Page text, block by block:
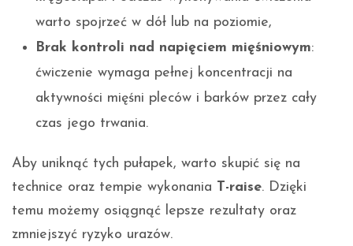
warto spojrzeć w dół lub na poziomie,
Brak kontroli nad napięciem mięśniowym:
ćwiczenie wymaga pełnej koncentracji na
aktywności mięśni pleców i barków przez cały
czas jego trwania.
Aby uniknąć tych pułapek, warto skupić się na
technice oraz tempie wykonania T-raise. Dzięki
temu możemy osiągnąć lepsze rezultaty oraz
zmniejszyć ryzyko urazów.